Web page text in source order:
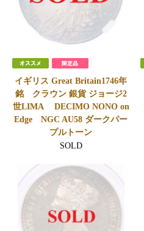
イギリス Great Britain1746年
銘 クラウン 銀貨 ジョージ2
世LIMA DECIMO NONO on
Edge NGC AU58 ダークパー
プルトーン
SOLD